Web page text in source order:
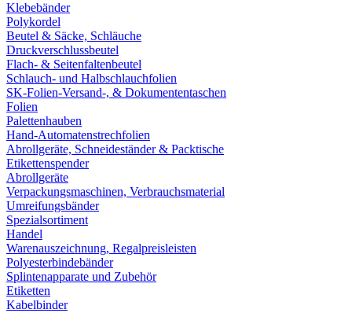
Klebebänder
Polykordel
Beutel & Säcke, Schläuche
Druckverschlussbeutel
Flach- & Seitenfaltenbeutel
Schlauch- und Halbschlauchfolien
SK-Folien-Versand-, & Dokumententaschen
Folien
Palettenhauben
Hand-Automatenstrechfolien
Abrollgeräte, Schneideständer & Packtische
Etikettenspender
Abrollgeräte
Verpackungsmaschinen, Verbrauchsmaterial
Umreifungsbänder
Spezialsortiment
Handel
Warenauszeichnung, Regalpreisleisten
Polyesterbindebänder
Splintenapparate und Zubehör
Etiketten
Kabelbinder